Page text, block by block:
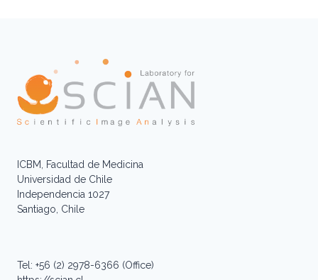
ICBM, Facultad de Medicina
Universidad de Chile
Independencia 1027
Santiago, Chile
Tel: +56 (2) 2978-6366 (Office)